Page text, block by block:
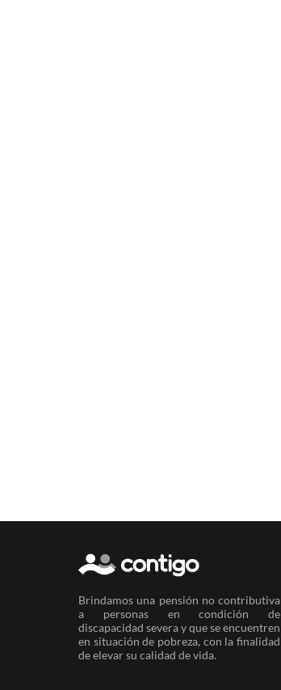
Brindamos una pensión no contributiva
a personas en condición de
discapacidad severa y que se encuentren
en situación de pobreza, con la finalidad
de elevar su calidad de vida.